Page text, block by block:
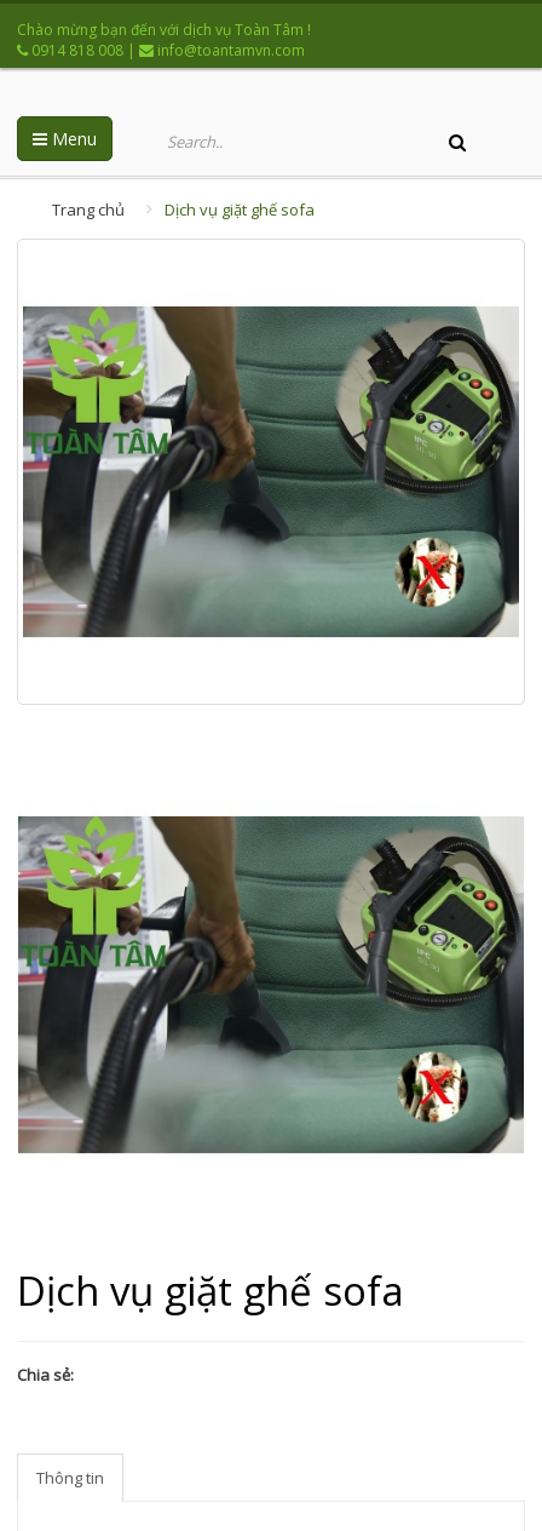
Chào mừng bạn đến với dịch vụ Toàn Tâm !
0914 818 008 | info@toantamvn.com
Menu
Trang chủ Dịch vụ giặt ghế sofa
Dịch vụ giặt ghế sofa
Chia sẻ:
Thông tin